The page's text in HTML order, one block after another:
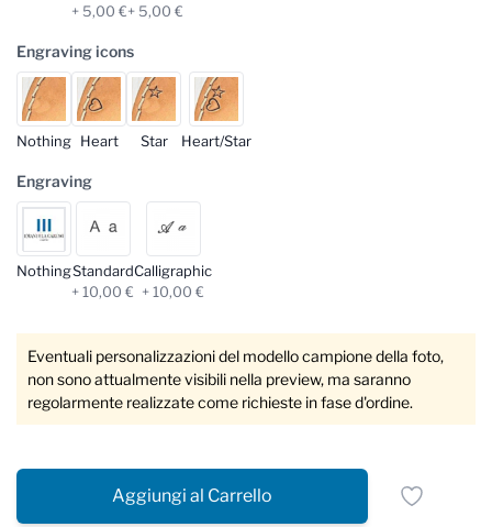
+ 5,00 €+ 5,00 €
Engraving icons
Nothing Heart Star Heart/Star
Engraving
NothingStandard
+ 10,00 €
Calligraphic
+ 10,00 €
Eventuali personalizzazioni del modello campione della foto,
non sono attualmente visibili nella preview, ma saranno
regolarmente realizzate come richieste in fase d'ordine.
Aggiungi al Carrello